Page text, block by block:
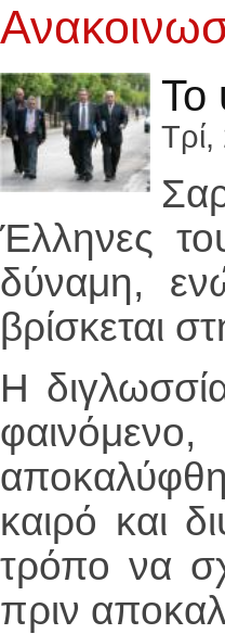
Το
Έλληνες
δύναμη,
βρίσκεται
Η
καιρό και
τρόπο να
πριν